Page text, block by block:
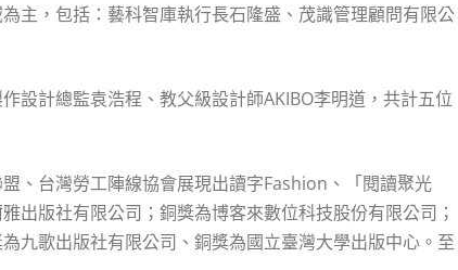
主，包括：藝科智庫執行長石隆盛、茂識管理顧問有限公
設計總監袁浩程、教父級設計師AKIBO李明道，共計五位
、台灣勞工陣線協會展現出讀字Fashion、「閱讀聚光
出版社有限公司；銅獎為博客來數位科技股份有限公司；
九歌出版社有限公司、銅獎為國立臺灣大學出版中心。至